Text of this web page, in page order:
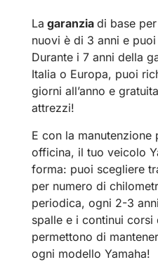
La garanzia di base
nuovi è di 3 anni e
Durante i 7 anni della
Italia o Europa, puoi
giorni all’anno e
attrezzi!
E con la manutenzione
officina, il tuo veicolo
forma: puoi scegliere
per numero di
periodica, ogni 2-3
spalle e i continui
permettono di
ogni modello Yamaha!